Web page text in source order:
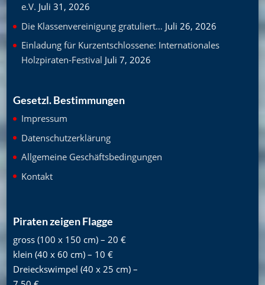
e.V. Juli 31, 2026
Die Klassenvereinigung gratuliert… Juli 26, 2026
Einladung für Kurzentschlossene: Internationales
Holzpiraten-Festival Juli 7, 2026
Gesetzl. Bestimmungen
Impressum
Datenschutzerklärung
Allgemeine Geschäftsbedingungen
Kontakt
Piraten zeigen Flagge
gross (100 x 150 cm) – 20 €
klein (40 x 60 cm) – 10 €
Dreieckswimpel (40 x 25 cm) –